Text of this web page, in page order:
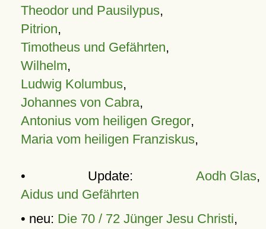
Theodor und Pausilypus,
Pitrion,
Timotheus und Gefährten,
Wilhelm,
Ludwig Kolumbus,
Johannes von Cabra,
Antonius vom heiligen Gregor,
Maria vom heiligen Franziskus,
• Update: Aodh Glas,
Aidus und Gefährten
• neu: Die 70 / 72 Jünger Jesu Christi,